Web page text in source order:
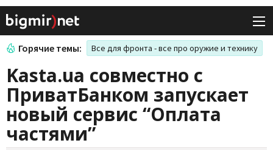
Горячие темы: Все для фронта - все про оружие и технику
Kasta.ua совместно с
ПриватБанком запускает
новый сервис “Оплата
частями”